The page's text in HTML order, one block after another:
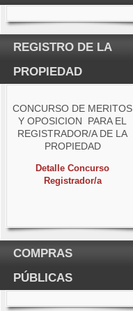
REGISTRO DE LA
PROPIEDAD
CONCURSO DE MERITOS
Y OPOSICION PARA EL
REGISTRADOR/A DE LA
PROPIEDAD
Detalle Concurso
Registrador/a
COMPRAS
PÚBLICAS